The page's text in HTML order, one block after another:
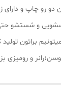
دو رو چاپ و
و شستشو
تولید کنیم کافی با
کوسن؛رانر و